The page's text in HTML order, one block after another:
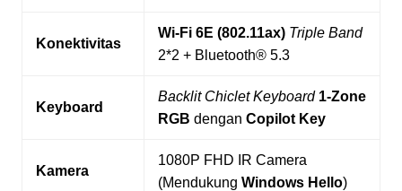
Konektivitas
Wi-Fi 6E (802.11ax) Triple Band
2*2 + Bluetooth® 5.3
Keyboard
Backlit Chiclet Keyboard 1-Zone
RGB dengan Copilot Key
Kamera
1080P FHD IR Camera
(Mendukung Windows Hello)